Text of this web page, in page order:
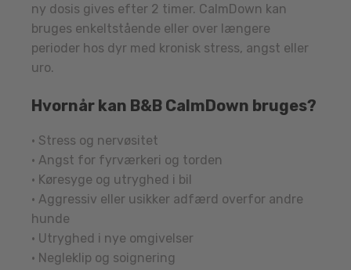
ny dosis gives efter 2 timer. CalmDown kan
bruges enkeltstående eller over længere
perioder hos dyr med kronisk stress, angst eller
uro.
Hvornår kan B&B CalmDown bruges?
• Stress og nervøsitet
• Angst for fyrværkeri og torden
• Køresyge og utryghed i bil
• Aggressiv eller usikker adfærd overfor andre
hunde
• Utryghed i nye omgivelser
• Negleklip og soignering